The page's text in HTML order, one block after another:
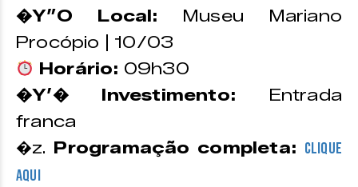
�Y”O Local: Museu Mariano
Procópio | 10/03
Horário: 09h30
�Y’� Investimento: Entrada
franca
�z. Programação completa: CLIQUE
AQUI